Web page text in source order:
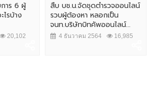
าร 6 ผู้
รบ้าง
20,102
สืบ บช.น.จัดชุดตำรวจออนไลน์
รวบผู้ต้องหา หลอกเป็น
จนท.บริษัทบิทคัพออนไลน์...
4 ธันวาคม 2564 16,985